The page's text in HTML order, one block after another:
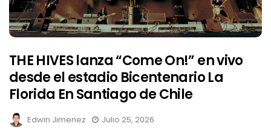
THE HIVES lanza “Come On!” en vivo
desde el estadio Bicentenario La
Florida En Santiago de Chile
Edwin Jimenez Julio 25, 2026